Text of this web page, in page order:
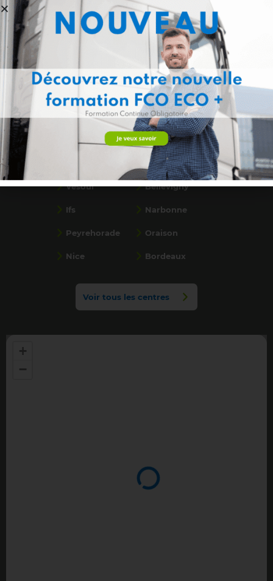
Formations par ville
Saint-Paul, La
Réunion
Ancenis Calais
Dunkerque Saint-Priest
Bondues
Vesoul Bellevigny
Ifs Narbonne
Peyrehorade Oraison
Nice Bordeaux
Voir tous les centres
+
−